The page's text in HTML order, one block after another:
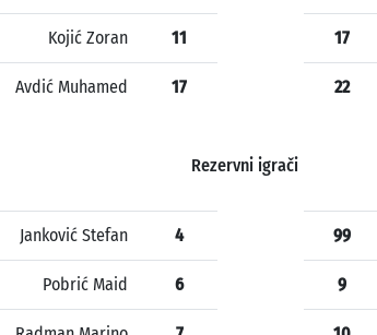
Kojić Zoran 11
Avdić Muhamed 17
17
22
Rezervni igrači
Janković Stefan 4
Pobrić Maid 6
99
9